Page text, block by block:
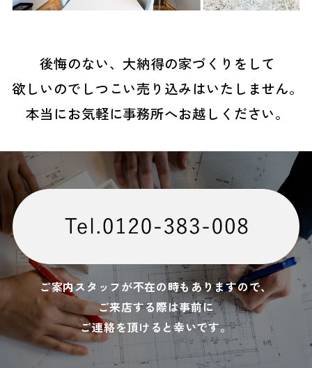
後悔のない、大納得の家づくりをして
欲しいのでしつこい売り込みはいたしません。
本当にお気軽に事務所へお越しください。
ご案内スタッフが不在の時もありますので、
ご来店する際は事前に
ご連絡を頂けると幸いです。